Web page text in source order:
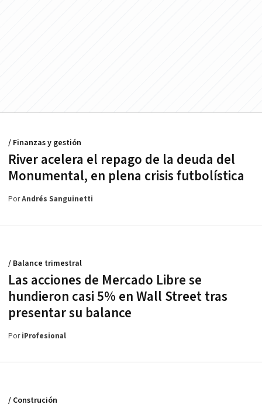
River acelera el repago de la deuda del
Monumental, en plena crisis futbolística
/ Finanzas y gestión
PorAndrés Sanguinetti
Las acciones de Mercado Libre se
hundieron casi 5% en Wall Street tras
presentar su balance
/ Balance trimestral
PoriProfesional
/ Construción